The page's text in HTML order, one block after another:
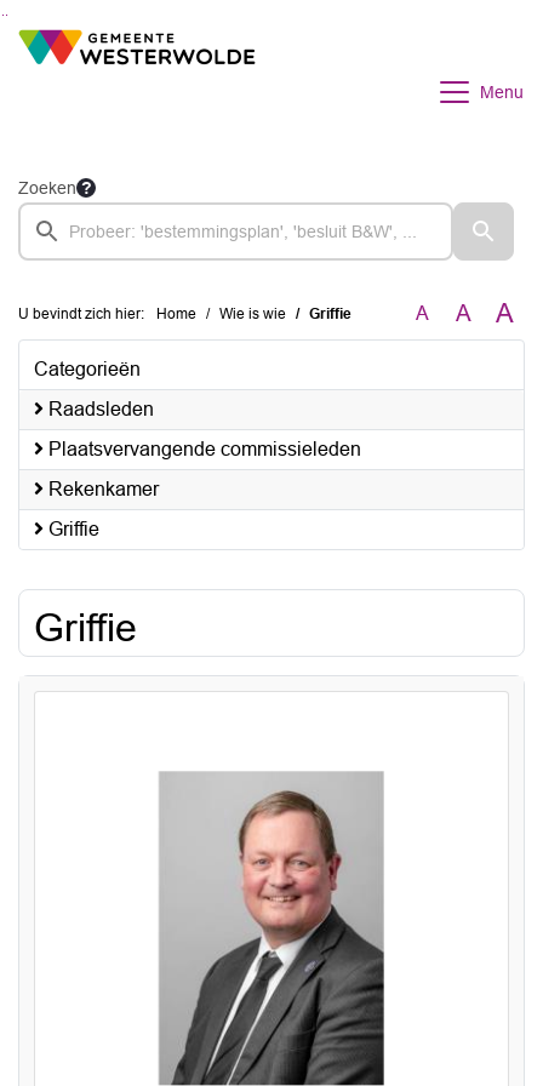
Ga naar de inhoud van deze pagina
Ga naar het zoeken
Ga naar het menu
Menu
Zoeken
U bevindt zich hier: Home Wie is wie Griffie A A A
Categorieën
Raadsleden
Plaatsvervangende commissieleden
Rekenkamer
Griffie
Griffie